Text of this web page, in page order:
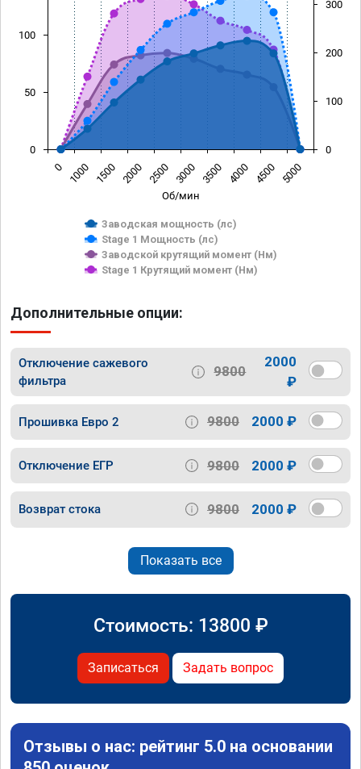
Об/мин
Заводская мощность (лс)
Stage 1 Мощность (лс)
Заводской крутящий момент (Нм)
Stage 1 Крутящий момент (Нм)
0 1000 1500 2000 2500 3000 3500 4000 4500 5000
0
50
100
0
100
200
300
Дополнительные опции:
Отключение сажевого
фильтра
9800
2000
₽
Прошивка Евро 2 9800 2000 ₽
Отключение ЕГР 9800 2000 ₽
Возврат стока 9800 2000 ₽
Показать все
Стоимость: 13800 ₽
Записаться Задать вопрос
Отзывы о нас: рейтинг 5.0 на основании